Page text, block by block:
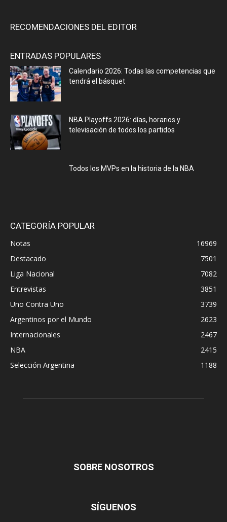
RECOMENDACIONES DEL EDITOR
ENTRADAS POPULARES
Calendario 2026: Todas las competencias que
tendrá el básquet
NBA Playoffs 2026: días, horarios y
televisación de todos los partidos
Todos los MVPs en la historia de la NBA
CATEGORÍA POPULAR
Notas
16969
Destacado
7501
Liga Nacional
7082
Entrevistas
3851
Uno Contra Uno
3739
Argentinos por el Mundo
2623
Internacionales
2467
NBA
2415
Selección Argentina
1188
SOBRE NOSOTROS
SÍGUENOS